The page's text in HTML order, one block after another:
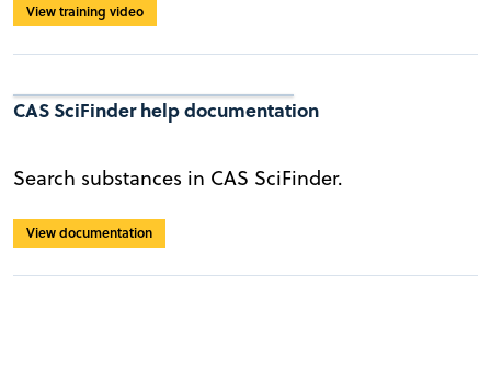
View training video
CAS SciFinder help documentation
Search substances in CAS SciFinder.
View documentation